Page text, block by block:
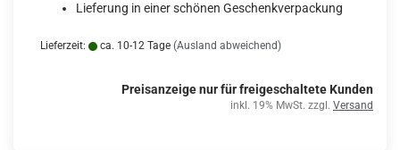
Lieferung in einer schönen Geschenkverpackung
Lieferzeit: ca. 10-12 Tage (Ausland abweichend)
Preisanzeige nur für freigeschaltete Kunden
inkl. 19% MwSt. zzgl. Versand